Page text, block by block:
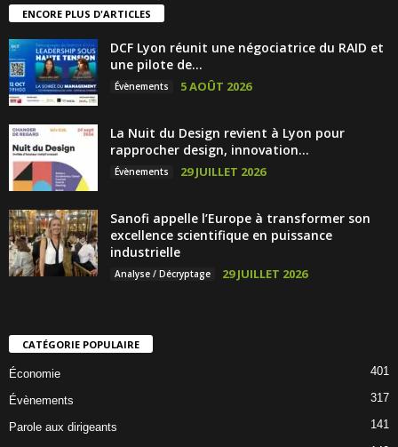
ENCORE PLUS D'ARTICLES
DCF Lyon réunit une négociatrice du RAID et
une pilote de...
Évènements 5 AOÛT 2026
La Nuit du Design revient à Lyon pour
rapprocher design, innovation...
Évènements 29 JUILLET 2026
Sanofi appelle l’Europe à transformer son
excellence scientifique en puissance
industrielle
Analyse / Décryptage 29 JUILLET 2026
CATÉGORIE POPULAIRE
Économie 401
Évènements 317
Parole aux dirigeants 141